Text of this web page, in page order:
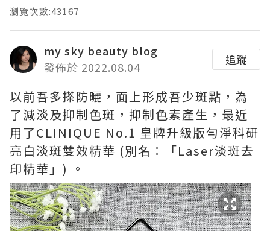
瀏覽次數:43167
my sky beauty blog
發佈於 2022.08.04
追蹤
以前吾多搽防曬，面上形成吾少斑點，為
了減淡及抑制色斑，抑制色素產生，最近
用了CLINIQUE No.1 皇牌升級版勻淨科研
亮白淡斑雙效精華 (別名：「Laser淡斑去
印精華」) 。